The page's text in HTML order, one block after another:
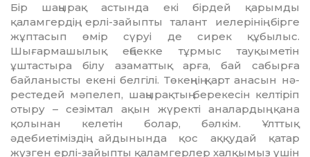
Бiр шаңырақ астында екi бiрдей қа­рым­ды
қаламгердiң, ерлi-зайыпты талант иелерiнiң бiрге
жұптасып өмiр сүруi де си­рек құбылыс.
Шығармашылық еңбекке тұр­мыс тауқыметiн
ұштастыра бiлу аза­маттық арға, бай сабырға
байланысты екенi белгiлi. Төкеңнiң қарт анасын нә­
рес­тедей мәпелеп, шаңырақтың бере­ке­сiн келтiрiп
отыру – сезiмтал ақын жүректi ана­лардың қана
қолынан келетiн болар, бәлкiм. Ұлттық
әдебиетiмiздiң айдынында қос аққудай қатар
жүзген ерлi-зайыпты қа­ламгерлер халқымыз үшiн